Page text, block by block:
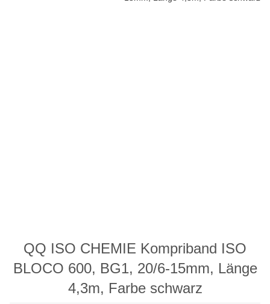
QQ ISO CHEMIE Kompriband ISO
BLOCO 600, BG1, 20/6-15mm, Länge
4,3m, Farbe schwarz